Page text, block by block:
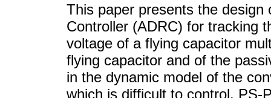
This paper presents the
Controller (ADRC) for tracking
voltage of a flying capacitor
flying capacitor and of the
in the dynamic model of the
which is difficult to control. PS-